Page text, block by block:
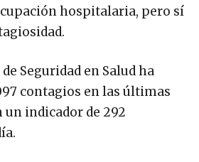
hospitalaria, pero sí
Seguridad en Salud ha
contagios en las últimas
un indicador de 292